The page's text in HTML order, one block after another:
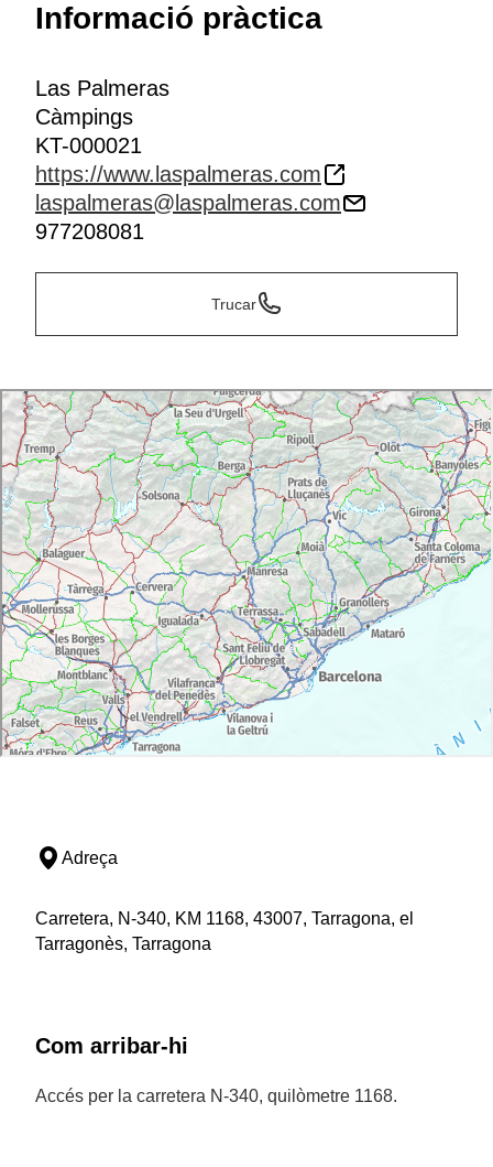
Informació pràctica
Las Palmeras
Càmpings
KT-000021
https://www.laspalmeras.com
laspalmeras@laspalmeras.com
977208081
Trucar
Adreça
Carretera, N-340, KM 1168, 43007, Tarragona, el
Tarragonès, Tarragona
Com arribar-hi
Accés per la carretera N-340, quilòmetre 1168.